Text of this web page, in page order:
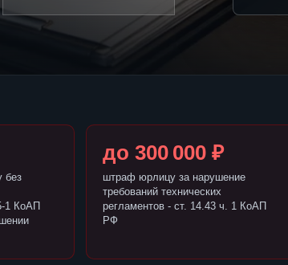
без
1 КоАП
до 300 000 ₽
штраф юрлицу за нарушение
требований технических
регламентов - ст. 14.43 ч. 1 КоАП
РФ